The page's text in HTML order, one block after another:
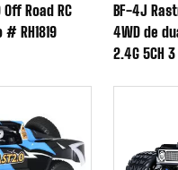
Off Road RC
RH1819
BF-4J
4WD de
2.4G 5CH